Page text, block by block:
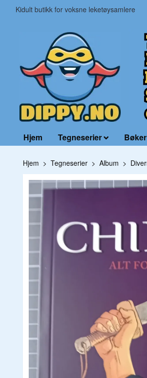
Kidult butikk for voksne leketøysamlere
Hjem Tegneserier Bøker
Hjem Tegneserier Album